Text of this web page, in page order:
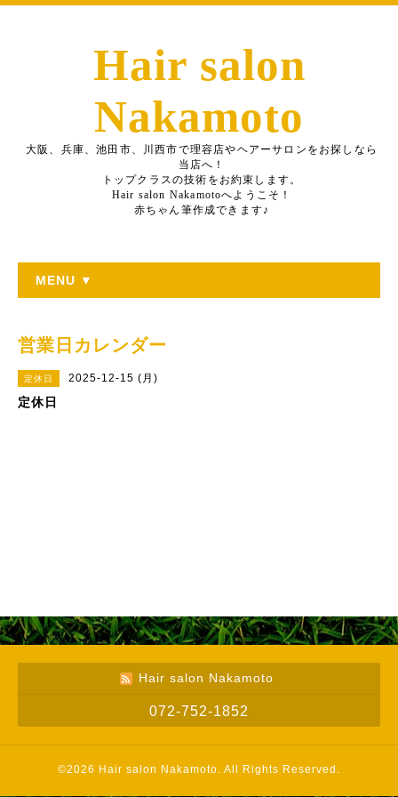
Hair salon
Nakamoto
大阪、兵庫、池田市、川西市で理容店やヘアーサロンをお探しなら
当店へ！
トップクラスの技術をお約束します。
Hair salon Nakamotoへようこそ！
赤ちゃん筆作成できます♪
MENU ▼
営業日カレンダー
定休日 2025-12-15 (月)
定休日
Hair salon Nakamoto
072-752-1852
©2026 Hair salon Nakamoto. All Rights Reserved.